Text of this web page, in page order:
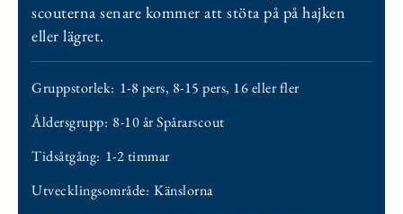
scouterna senare kommer att stöta på på hajken
eller lägret.
Gruppstorlek: 1-8 pers, 8-15 pers, 16 eller fler
Åldersgrupp: 8-10 år Spårarscout
Tidsåtgång: 1-2 timmar
Utvecklingsområde: Känslorna